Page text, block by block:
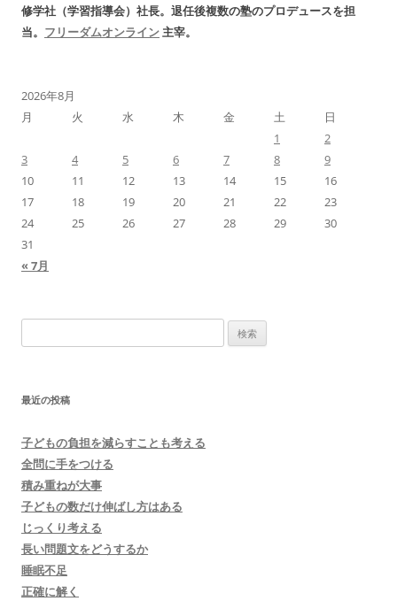
修学社（学習指導会）社長。退任後複数の塾のプロデュースを担
当。 フリーダムオンライン主宰。
2026年8月
月
火 水 木 金 土
日
1
2
3
4 5 6 7 8
9
10
11 12 13 14 15
16
17
18 19 20 21 22
23
24
25 26 27 28 29
30
31
« 7月
索:
最近の投稿
子どもの負担を減らすことも考える
全問に手をつける
積み重ねが大事
子どもの数だけ伸ばし方はある
じっくり考える
長い問題文をどうするか
睡眠不足
正確に解く